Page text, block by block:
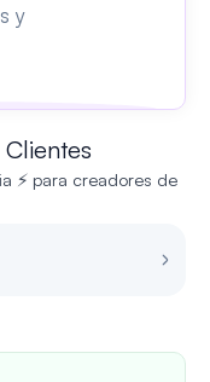
y
⚡ para creadores de